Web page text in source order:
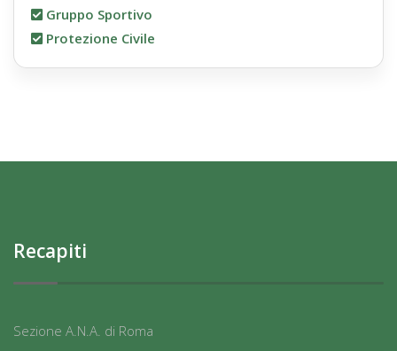
Gruppo Sportivo
Protezione Civile
Recapiti
Sezione A.N.A. di Roma